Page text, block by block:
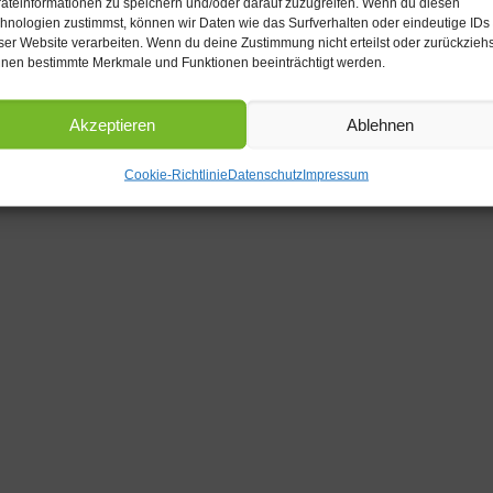
zustimmst, können wir Daten wie das Surfverhalten oder eindeutige IDs
Website verarbeiten. Wenn du deine Zustimmung nicht erteilst oder
bestimmte Merkmale und Funktionen beeinträchtigt werden.
Akzeptieren Ablehnen
Cookie-RichtlinieDatenschutzImpressum